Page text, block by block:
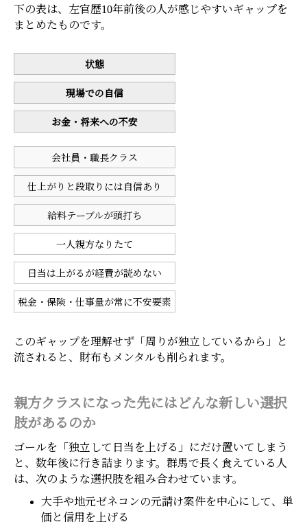
下の表は、左官歴10年前後の人が感じやすいギャップを
まとめたものです。
状態
現場での自信
お金・将来への不安
会社員・職長クラス
仕上がりと段取りには自信あり
給料テーブルが頭打ち
一人親方なりたて
日当は上がるが経費が読めない
税金・保険・仕事量が常に不安要素
このギャップを理解せず「周りが独立しているから」と
流されると、財布もメンタルも削られます。
親方クラスになった先にはどんな新しい選択
肢があるのか
ゴールを「独立して日当を上げる」にだけ置いてしまう
と、数年後に行き詰まります。群馬で長く食えている人
は、次のような選択肢を組み合わせています。
大手や地元ゼネコンの元請け案件を中心にして、単
価と信用を上げる